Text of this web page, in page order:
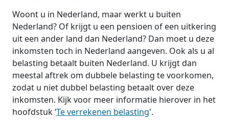
Woont u in Nederland, maar werkt u buiten
Nederland? Of krijgt u een pensioen of een uitkering
uit een ander land dan Nederland? Dan moet u deze
inkomsten toch in Nederland aangeven. Ook als u al
belasting betaalt buiten Nederland. U krijgt dan
meestal aftrek om dubbele belasting te voorkomen,
zodat u niet dubbel belasting betaalt over deze
inkomsten. Kijk voor meer informatie hierover in het
hoofdstuk ‘Te verrekenen belasting'.